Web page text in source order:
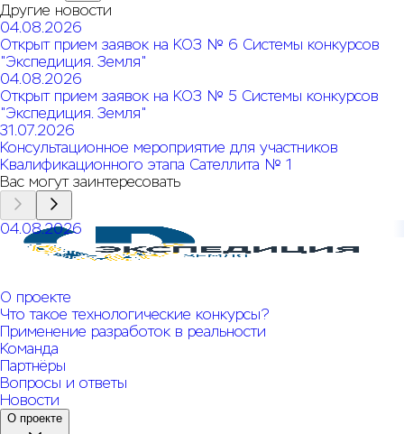
Другие новости
04.08.2026
Открыт прием заявок на КОЗ № 6 Системы конкурсов
"Экспедиция. Земля"
04.08.2026
Открыт прием заявок на КОЗ № 5 Системы конкурсов
"Экспедиция. Земля"
31.07.2026
Консультационное мероприятие для участников
Квалификационного этапа Сателлита № 1
Вас могут заинтересовать
04.08.2026
Открыт прием заявок на КОЗ № 6 Системы конкурсов
"Экспедиция. Земля"
О проекте
Что такое технологические конкурсы?
Применение разработок в реальности
Команда
Партнёры
Вопросы и ответы
Новости
О проекте